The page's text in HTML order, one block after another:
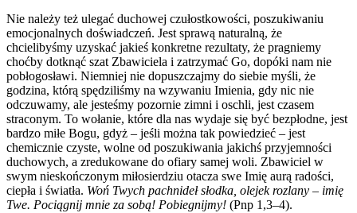
Nie należy też ulegać duchowej czułostkowości, poszukiwaniu
emocjonalnych doświadczeń. Jest sprawą naturalną, że
chcielibyśmy uzyskać jakieś konkretne rezultaty, że pragniemy
choćby dotknąć szat Zbawiciela i zatrzymać Go, dopóki nam nie
pobłogosławi. Niemniej nie dopuszczajmy do siebie myśli, że
godzina, którą spędziliśmy na wzywaniu Imienia, gdy nic nie
odczuwamy, ale jesteśmy pozornie zimni i oschli, jest czasem
straconym. To wołanie, które dla nas wydaje się być bezpłodne, jest
bardzo miłe Bogu, gdyż – jeśli można tak powiedzieć – jest
chemicznie czyste, wolne od poszukiwania jakichś przyjemności
duchowych, a zredukowane do ofiary samej woli. Zbawiciel w
swym nieskończonym miłosierdziu otacza swe Imię aurą radości,
ciepła i światła. Woń Twych pachnideł słodka, olejek rozlany – imię
Twe. Pociągnij mnie za sobą! Pobiegnijmy! (Pnp 1,3–4).